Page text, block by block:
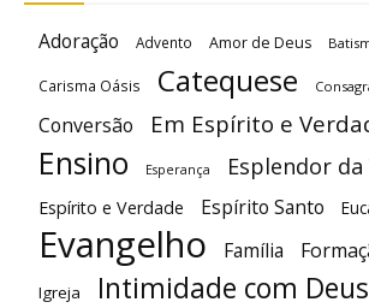
Adoração Advento Amor de Deus
Carisma Oásis Catequese
Conversão Em Espírito e
Ensino Esperança Esplendor da
Espírito e Verdade Espírito Santo
Evangelho Família
Igreja Intimidade com Deus